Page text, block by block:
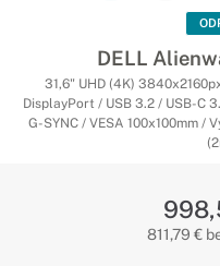
DELL
31,6" UHD (4K)
DisplayPort / USB 3.2 / USB-C
G-SYNC / VESA 100x100mm /
811,79 €